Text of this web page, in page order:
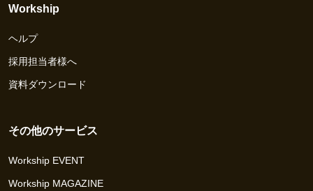
Workship
ヘルプ
採用担当者様へ
資料ダウンロード
その他のサービス
Workship EVENT
Workship MAGAZINE